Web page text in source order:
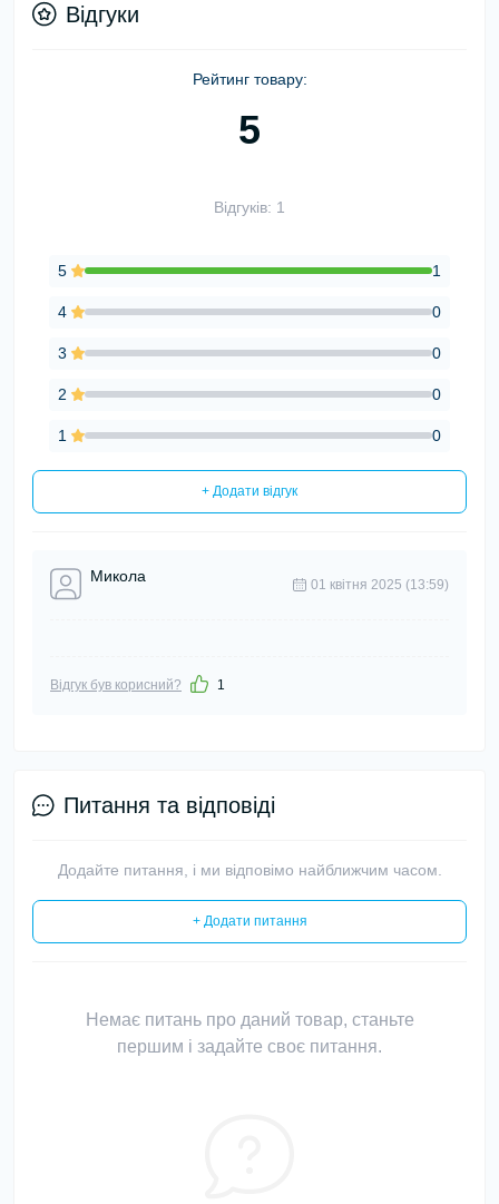
Відгуки
Рейтинг товару:
5
Відгуків: 1
5 1
4 0
3 0
2 0
1 0
+ Додати відгук
Микола 01 квітня 2025 (13:59)
Відгук був корисний? 1
Питання та відповіді
Додайте питання, і ми відповімо найближчим часом.
+ Додати питання
Немає питань про даний товар, станьте
першим і задайте своє питання.